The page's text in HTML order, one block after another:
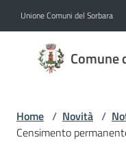
Unione Comuni del Sorbara
Comune
Comune
di
Home / Novità /
Censimento